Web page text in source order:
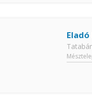
Eladó